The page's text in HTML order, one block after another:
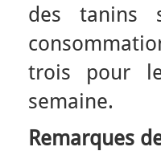
des tanins
trois pour
semaine.
Remarques